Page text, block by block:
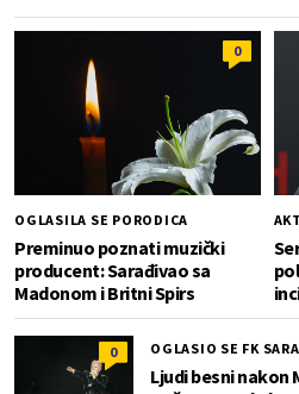
0
OGLASILA SE PORODICA
Preminuo poznati muzički
producent: Sarađivao sa
Madonom i Britni Spirs
0 OGLASIO SE FK
Ljudi besni